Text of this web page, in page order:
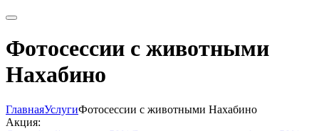
Фотосессии с животными
Нахабино
ГлавнаяУслугиФотосессии с животными Нахабино
Акция: